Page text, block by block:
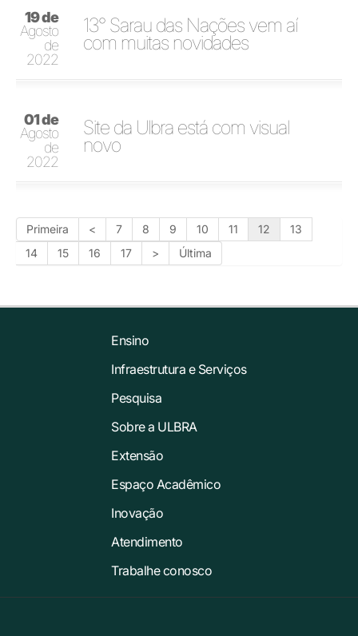
19 de
Agosto
de
2022
13° Sarau das Nações vem aí
com muitas novidades
01 de
Agosto
de
2022
Site da Ulbra está com visual
novo
Primeira < 7 8 9 10 11 12
13
14
15 16 17 > Última
Ensino
Infraestrutura e Serviços
Pesquisa
Sobre a ULBRA
Extensão
Espaço Acadêmico
Inovação
Atendimento
Trabalhe conosco